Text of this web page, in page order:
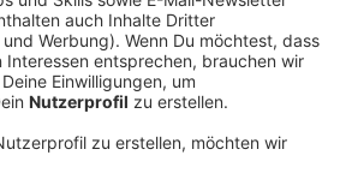
notwendige Wartungsarbeiten an
Damit Ihr
über den Rhein kommt, müssen
überprüft werden.